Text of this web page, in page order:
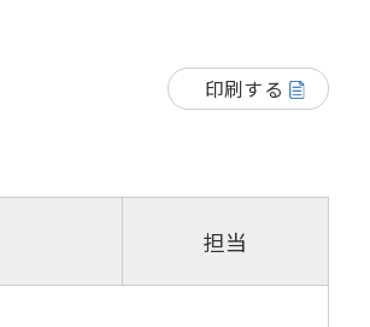
印刷する
担当